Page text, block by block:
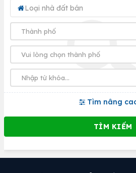
Loại nhà đất bán
Tìm nâng